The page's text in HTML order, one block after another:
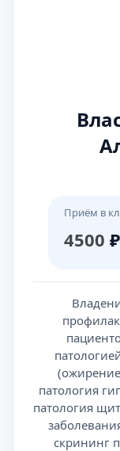
Приём в
4500 ₽
патология
патология
скрининг